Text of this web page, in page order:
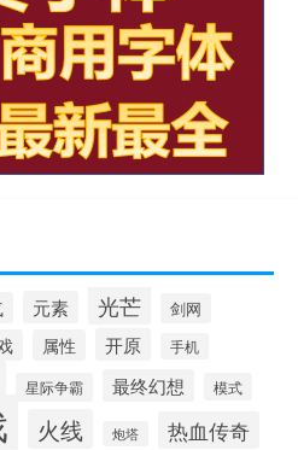
元素 光芒 剑网
属性 开原 手机
星际争霸 最终幻想 模式
火线 炮塔 热血传奇